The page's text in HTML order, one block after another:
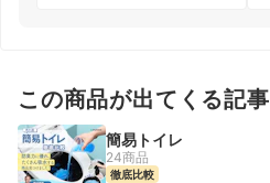
この商品が出てくる記事
簡易トイレ
24商品
徹底比較